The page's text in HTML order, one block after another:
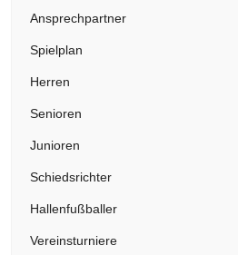
Ansprechpartner
Spielplan
Herren
Senioren
Junioren
Schiedsrichter
Hallenfußballer
Vereinsturniere